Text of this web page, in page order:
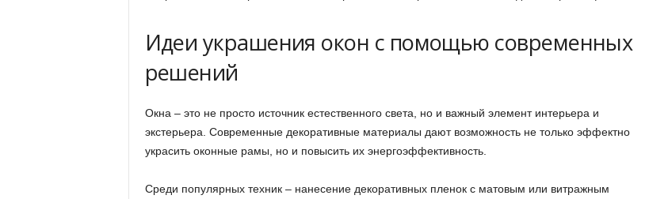
Идеи украшения окон с помощью современных
решений
Окна – это не просто источник естественного света, но и важный элемент интерьера и
экстерьера. Современные декоративные материалы дают возможность не только эффектно
украсить оконные рамы, но и повысить их энергоэффективность.
Среди популярных техник – нанесение декоративных пленок с матовым или витражным